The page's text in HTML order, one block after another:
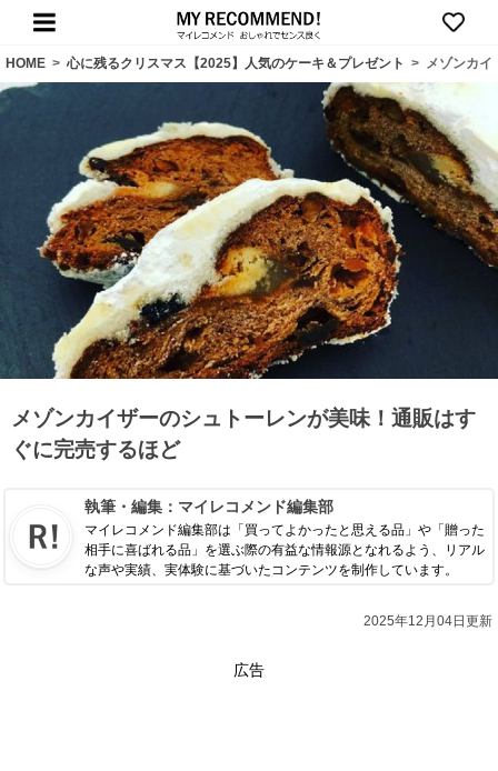
HOME > 心に残るクリスマス【2025】人気のケーキ＆プレゼント > メゾンカイ
メゾンカイザーのシュトーレンが美味！通販はす
ぐに完売するほど
執筆・編集： マイレコメンド編集部
マイレコメンド編集部は「買ってよかったと思える品」や「贈った
相手に喜ばれる品」を選ぶ際の有益な情報源となれるよう、リアル
な声や実績、実体験に基づいたコンテンツを制作しています。
2025年12月04日更新
広告